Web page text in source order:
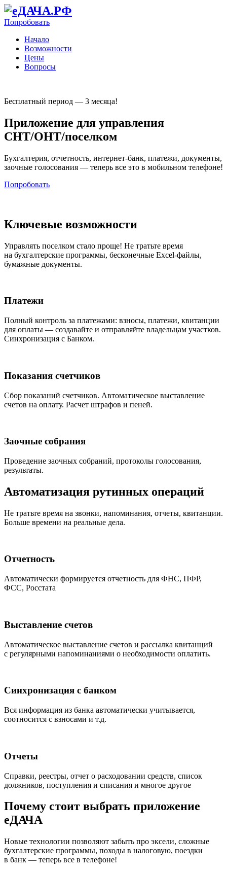
Попробовать
Начало
Возможности
Цены
Вопросы
Бесплатный период — 3 месяца!
Приложение для управления
СНТ/ОНТ/поселком
Бухгалтерия, отчетность, интернет-банк, платежи, документы,
заочные голосования — теперь все это в мобильном телефоне!
Попробовать
Ключевые возможности
Управлять поселком стало проще! Не тратьте время
на бухгалтерские программы, бесконечные Excel-файлы,
бумажные документы.
Платежи
Полный контроль за платежами: взносы, платежи, квитанции
для оплаты — создавайте и отправляйте владельцам участков.
Синхронизация с Банком.
Показания счетчиков
Сбор показаний счетчиков. Автоматическое выставление
счетов на оплату. Расчет штрафов и пеней.
Заочные собрания
Проведение заочных собраний, протоколы голосования,
результаты.
Автоматизация рутинных операций
Не тратьте время на звонки, напоминания, отчеты, квитанции.
Больше времени на реальные дела.
Отчетность
Автоматически формируется отчетность для ФНС, ПФР,
ФСС, Росстата
Выставление счетов
Автоматическое выставление счетов и рассылка квитанций
с регулярными напоминаниями о необходимости оплатить.
Синхронизация с банком
Вся информация из банка автоматически учитывается,
соотносится с взносами и т.д.
Отчеты
Справки, реестры, отчет о расходовании средств, список
должников, поступления и списания и многое другое
Почему стоит выбрать приложение
еДАЧА
Новые технологии позволяют забыть про эксели, сложные
бухгалтерские программы, походы в налоговую, поездки
в банк — теперь все в телефоне!